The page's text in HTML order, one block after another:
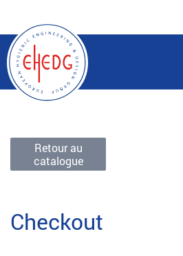
Retour au
catalogue
Checkout